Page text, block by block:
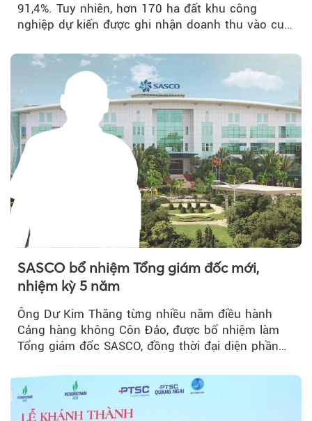
91,4%. Tuy nhiên, hơn 170 ha đất khu công
nghiệp dự kiến được ghi nhận doanh thu vào cuối
SASCO bổ nhiệm Tổng giám đốc mới,
nhiệm kỳ 5 năm
Ông Dư Kim Thăng từng nhiều năm điều hành
Cảng hàng không Côn Đảo, được bổ nhiệm làm
Tổng giám đốc SASCO, đồng thời đại diện phần